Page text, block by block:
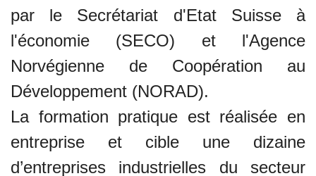
par le Secrétariat d'Etat Suisse à
l'économie (SECO) et l'Agence
Norvégienne de Coopération au
Développement (NORAD).
La formation pratique est réalisée en
entreprise et cible une dizaine
d’entreprises industrielles du secteur